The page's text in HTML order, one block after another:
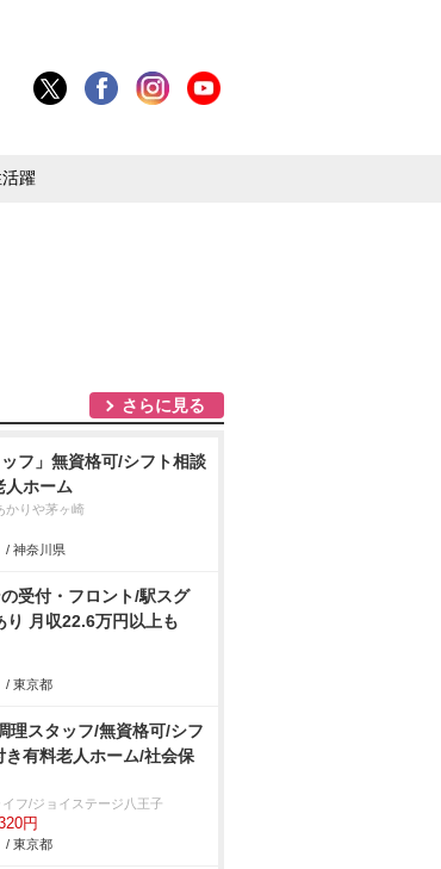
躍
さらに見る
ッフ」無資格可/シフト相談
人ホーム
かりや茅ヶ崎
/ 神奈川県
受付・フロント/駅スグ
り 月収22.6万円以上も
/ 東京都
理スタッフ/無資格可/シフ
き有料老人ホーム/社会保
フ/ジョイステージ八王子
円
/ 東京都